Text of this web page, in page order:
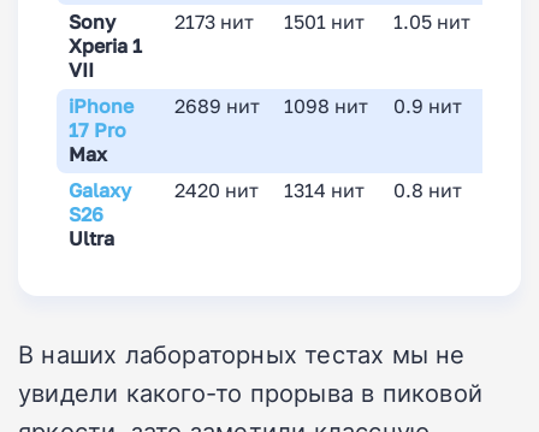
Sony
Xperia 1
VII
2173 нит 1501 нит 1.05 нит
iPhone
17 Pro
Max
2689 нит 1098 нит 0.9 нит
Galaxy
S26
Ultra
2420 нит 1314 нит 0.8 нит
В наших лабораторных тестах мы не
увидели какого-то прорыва в пиковой